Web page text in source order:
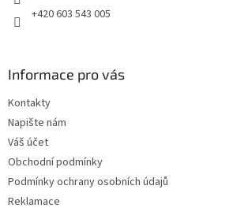
+420 603 543 005
Informace pro vás
Kontakty
Napište nám
Váš účet
Obchodní podmínky
Podmínky ochrany osobních údajů
Reklamace